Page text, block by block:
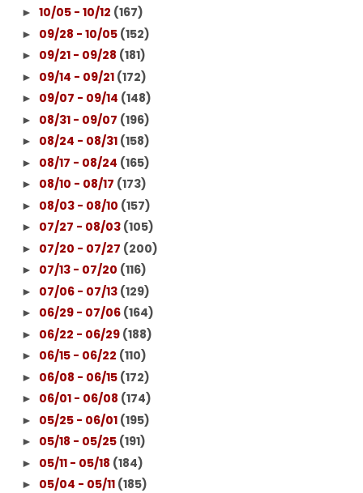
► 10/05 - 10/12 (167)
► 09/28 - 10/05 (152)
► 09/21 - 09/28 (181)
► 09/14 - 09/21 (172)
► 09/07 - 09/14 (148)
► 08/31 - 09/07 (196)
► 08/24 - 08/31 (158)
► 08/17 - 08/24 (165)
► 08/10 - 08/17 (173)
► 08/03 - 08/10 (157)
► 07/27 - 08/03 (105)
► 07/20 - 07/27 (200)
► 07/13 - 07/20 (116)
► 07/06 - 07/13 (129)
► 06/29 - 07/06 (164)
► 06/22 - 06/29 (188)
► 06/15 - 06/22 (110)
► 06/08 - 06/15 (172)
► 06/01 - 06/08 (174)
► 05/25 - 06/01 (195)
► 05/18 - 05/25 (191)
► 05/11 - 05/18 (184)
► 05/04 - 05/11 (185)